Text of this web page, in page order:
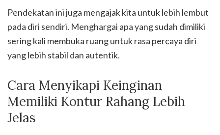
Pendekatan ini juga mengajak kita untuk lebih lembut
pada diri sendiri. Menghargai apa yang sudah dimiliki
sering kali membuka ruang untuk rasa percaya diri
yang lebih stabil dan autentik.
Cara Menyikapi Keinginan
Memiliki Kontur Rahang Lebih
Jelas